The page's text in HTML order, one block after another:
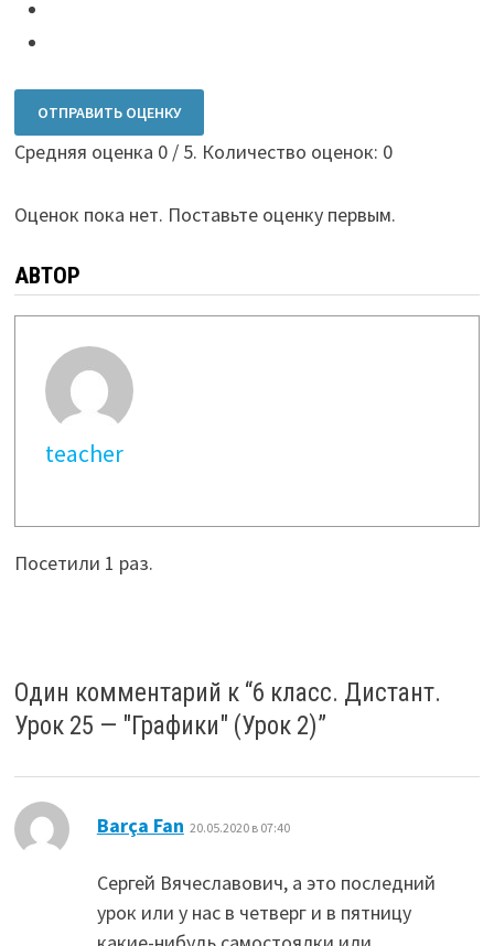
ОТПРАВИТЬ ОЦЕНКУ
Средняя оценка 0/ 5. Количество оценок: 0
Оценок пока нет. Поставьте оценку первым.
АВТОР
teacher
Посетили 1 раз.
Один комментарий к “6 класс. Дистант.
Урок 25 — "Графики" (Урок 2)”
Barça Fan 20.05.2020 в 07:40
Сергей Вячеславович, а это последний
урок или у нас в четверг и в пятницу